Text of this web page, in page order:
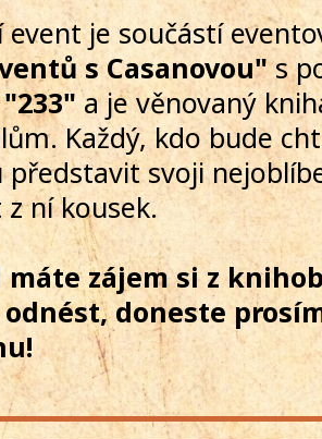
event je součástí
s Casanovou"s
"233"a je věnovaný
Každý, kdo bude
představit svoji
ní kousek.
máte zájem si z
doneste